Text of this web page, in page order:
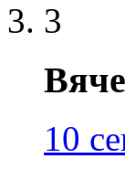
3
10